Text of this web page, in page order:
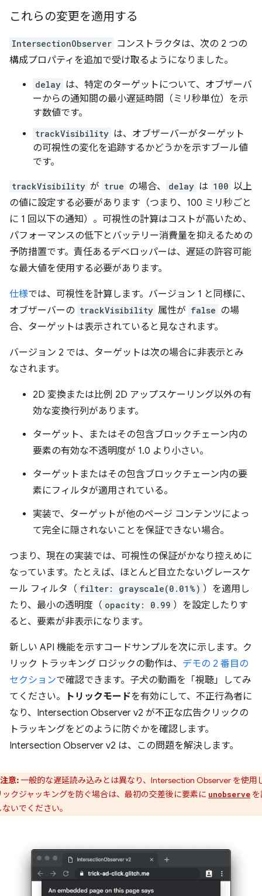
これらの変更を適用する
IntersectionObserver コンストラクタは、次の 2 つの
構成プロパティを追加で受け取るようになりました。
delay は、特定のターゲットについて、オブザーバ
ーからの通知間の最小遅延時間（ミリ秒単位）を示
す数値です。
trackVisibility は、オブザーバーがターゲット
の可視性の変化を追跡するかどうかを示すブール値
です。
trackVisibility が true の場合、 delay は 100 以上
の値に設定する必要があります（つまり、100 ミリ秒ごと
に 1 回以下の通知）。可視性の計算はコストが高いため、
パフォーマンスの低下とバッテリー消費量を抑えるための
予防措置です。責任あるデベロッパーは、遅延の許容可能
な最大値を使用する必要があります。
仕様では、可視性を計算します。バージョン 1 と同様に、
オブザーバーの trackVisibility 属性が false の場
合、ターゲットは表示されていると見なされます。
バージョン 2 では、ターゲットは次の場合に非表示とみ
なされます。
2D 変換または比例 2D アップスケーリング以外の有
効な変換行列があります。
ターゲット、またはその包含ブロックチェーン内の
要素の有効な不透明度が 1.0 より小さい。
ターゲットまたはその包含ブロックチェーン内の要
素にフィルタが適用されている。
実装で、ターゲットが他のページ コンテンツによっ
て完全に隠されないことを保証できない場合。
つまり、現在の実装では、可視性の保証がかなり控えめに
なっています。たとえば、ほとんど目立たないグレースケ
ール フィルタ（ filter: grayscale(0.01%) ）を適用し
たり、最小の透明度（ opacity: 0.99 ）を設定したりす
ると、要素が非表示になります。
新しい API 機能を示すコードサンプルを次に示します。ク
リック トラッキング ロジックの動作は、 デモの 2 番目の
セクションで確認できます。子犬の動画を「視聴」してみ
てください。
トリックモードを有効にして、不正行為者に
なり、Intersection Observer v2 が不正な広告クリックの
トラッキングをどのように防ぐかを確認します。
Intersection Observer v2 は、この問題を解決します。
注意: 一般的な遅延読み込みとは異なり、Intersection Observer を使用
ックジャッキングを防ぐ場合は、最初の交差後に要素に unobserve
いでください。